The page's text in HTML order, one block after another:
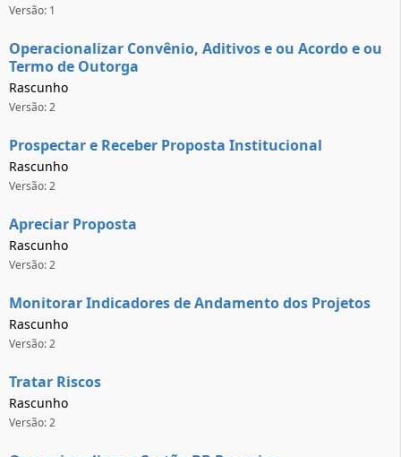
Versão: 1
Operacionalizar Convênio, Aditivos e ou Acordo e ou
Termo de Outorga
Rascunho
Versão: 2
Prospectar e Receber Proposta Institucional
Rascunho
Versão: 2
Apreciar Proposta
Rascunho
Versão: 2
Monitorar Indicadores de Andamento dos Projetos
Rascunho
Versão: 2
Tratar Riscos
Rascunho
Versão: 2